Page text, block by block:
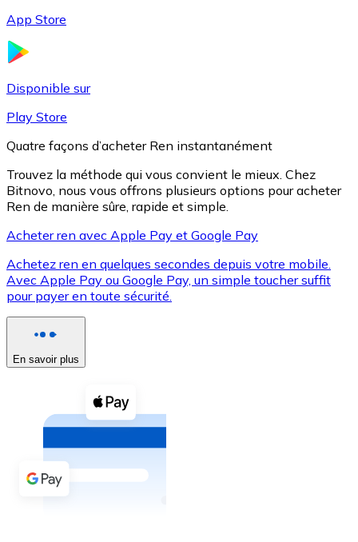
XRP
XRP
Voir toutes
Coupons crypto
Achetez des cryptomonnaies en espèces et d'autres
Acheter avec espèces
Virement SEPA
App Store
Disponible sur
Play Store
Quatre façons d’acheter Ren instantanément
Trouvez la méthode qui vous convient le mieux. Chez
Bitnovo, nous vous offrons plusieurs options pour acheter
Ren de manière sûre, rapide et simple.
Acheter ren avec Apple Pay et Google Pay
Achetez ren en quelques secondes depuis votre mobile.
Avec Apple Pay ou Google Pay, un simple toucher suffit
pour payer en toute sécurité.
En savoir plus